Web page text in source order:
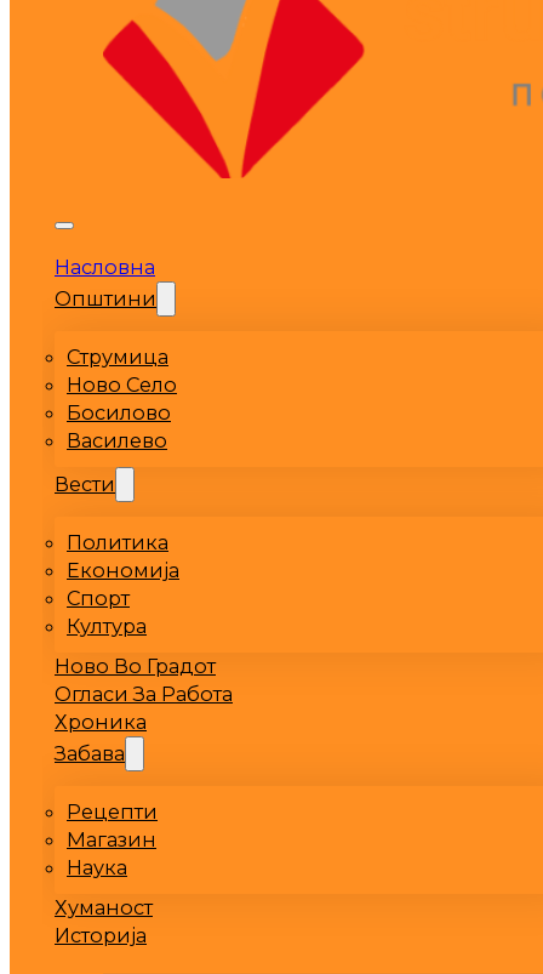
Насловна
Општини
Струмица
Ново Село
Босилово
Василево
Вести
Политика
Економија
Спорт
Култура
Ново Во Градот
Огласи За Работа
Хроника
Забава
Рецепти
Магазин
Наука
Хуманост
Историја